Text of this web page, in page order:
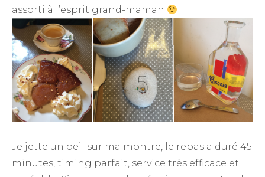
assorti à l’esprit grand-maman
Je jette un oeil sur ma montre, le repas a duré 45
minutes, timing parfait, service très efficace et